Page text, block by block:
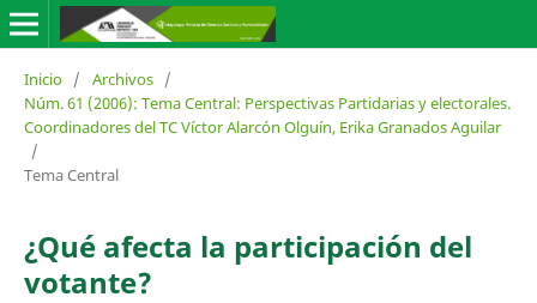
Inicio / Archivos /
Núm. 61 (2006): Tema Central: Perspectivas Partidarias y electorales.
Coordinadores del TC Víctor Alarcón Olguín, Erika Granados Aguilar
/
Tema Central
¿Qué afecta la participación del
votante?